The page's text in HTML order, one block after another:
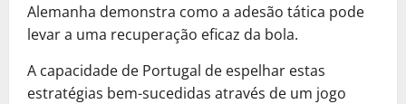
Alemanha demonstra como a adesão tática pode
levar a uma recuperação eficaz da bola.
A capacidade de Portugal de espelhar estas
estratégias bem-sucedidas através de um jogo